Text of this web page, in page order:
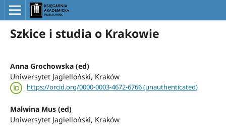
Szkice i studia o Krakowie
Anna Grochowska (ed)
Uniwersytet Jagielloński, Kraków
https://orcid.org/0000-0003-4672-6766 (unauthenticated)
Malwina Mus (ed)
Uniwersytet Jagielloński, Kraków